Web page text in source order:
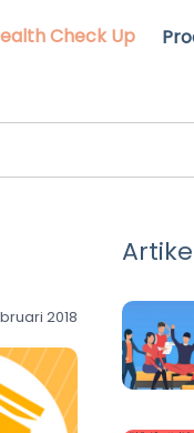
Check Up
2018